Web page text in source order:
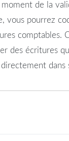
moment de la
vous pourrez
comptables.
des écritures
dans